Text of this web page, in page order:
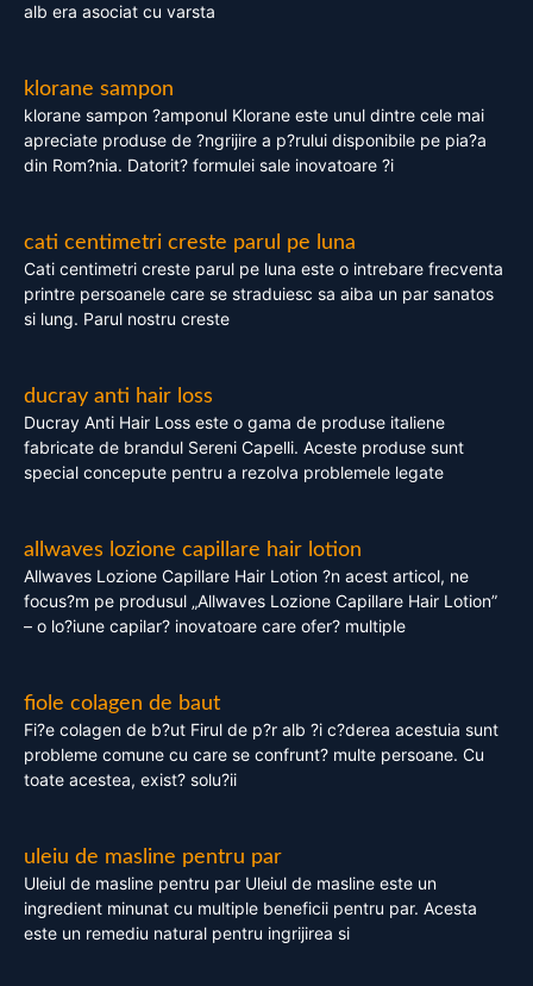
alb era asociat cu varsta
klorane sampon
klorane sampon ?amponul Klorane este unul dintre cele mai
apreciate produse de ?ngrijire a p?rului disponibile pe pia?a
din Rom?nia. Datorit? formulei sale inovatoare ?i
cati centimetri creste parul pe luna
Cati centimetri creste parul pe luna este o intrebare frecventa
printre persoanele care se straduiesc sa aiba un par sanatos
si lung. Parul nostru creste
ducray anti hair loss
Ducray Anti Hair Loss este o gama de produse italiene
fabricate de brandul Sereni Capelli. Aceste produse sunt
special concepute pentru a rezolva problemele legate
allwaves lozione capillare hair lotion
Allwaves Lozione Capillare Hair Lotion ?n acest articol, ne
focus?m pe produsul „Allwaves Lozione Capillare Hair Lotion”
– o lo?iune capilar? inovatoare care ofer? multiple
fiole colagen de baut
Fi?e colagen de b?ut Firul de p?r alb ?i c?derea acestuia sunt
probleme comune cu care se confrunt? multe persoane. Cu
toate acestea, exist? solu?ii
uleiu de masline pentru par
Uleiul de masline pentru par Uleiul de masline este un
ingredient minunat cu multiple beneficii pentru par. Acesta
este un remediu natural pentru ingrijirea si